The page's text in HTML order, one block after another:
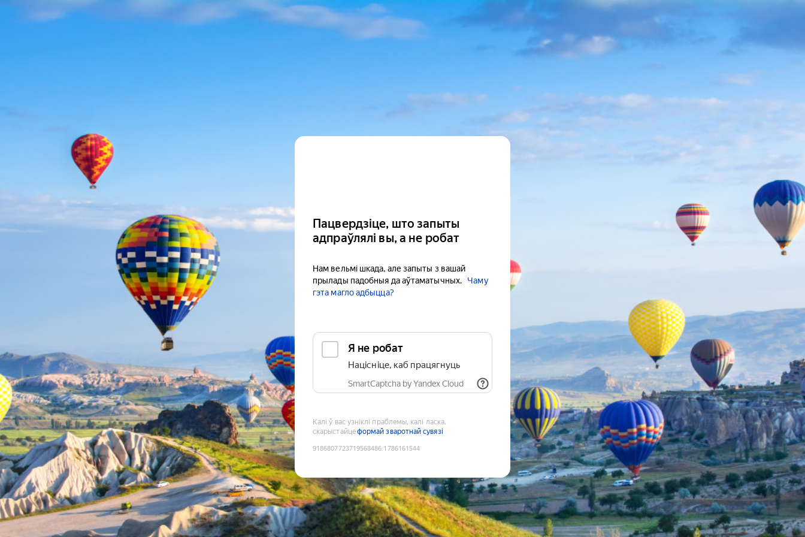
Пацвердзіце, што запыты
адпраўлялі вы, а не робат
Нам вельмі шкада, але запыты з вашай
прылады падобныя да аўтаматычных.
Чаму
гэта магло адбыцца?
Я не робат
Націсніце, каб працягнуць
SmartCaptcha by Yandex Cloud
Калі ў вас узніклі праблемы, калі ласка,
скарыстайцеформай зваротнай сувязі
9186807723719568486:1786161544